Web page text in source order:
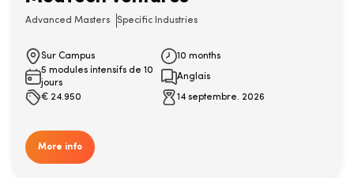
Advanced Masters Specific Industries
Sur Campus
10 months
5 modules intensifs de 10
jours
Anglais
€ 24.950 14 septembre. 2026
More info